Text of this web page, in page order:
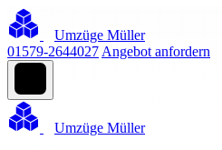
Umzüge Müller
01579-2644027 Angebot anfordern
Umzüge Müller